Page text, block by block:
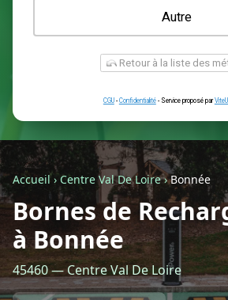
Une prise
Une
Je ne sais
Retour à la
CGU-Confidentialité- Service
Accueil› Centre Val De Loire›Bonnée
Bornes de
à Bonnée
45460 — Centre Val De Loire